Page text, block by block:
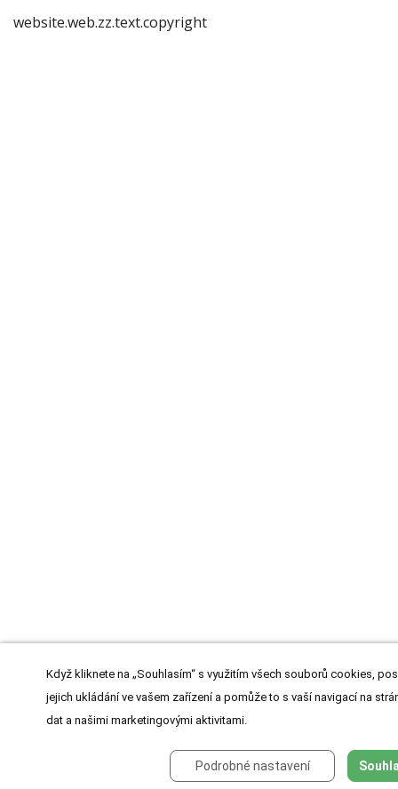
website.web.zz.text.copyright
Když kliknete na „Souhlasím“ s využitím všech souborů cookies,
jejich ukládání ve vašem zařízení a pomůže to s vaší navigací na
dat a našimi marketingovými aktivitami.
Podrobné nastavení